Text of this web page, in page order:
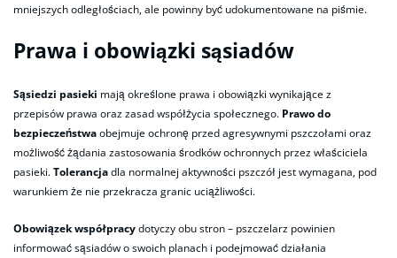
mniejszych odległościach, ale powinny być udokumentowane na piśmie.
Prawa i obowiązki sąsiadów
Sąsiedzi pasieki mają określone prawa i obowiązki wynikające z
przepisów prawa oraz zasad współżycia społecznego. Prawo do
bezpieczeństwaobejmuje ochronę przed agresywnymi pszczołami oraz
możliwość żądania zastosowania środków ochronnych przez właściciela
pasieki.Tolerancjadla normalnej aktywności pszczół jest wymagana, pod
warunkiem że nie przekracza granic uciążliwości.
Obowiązek współpracydotyczy obu stron – pszczelarz powinien
informować sąsiadów o swoich planach i podejmować działania